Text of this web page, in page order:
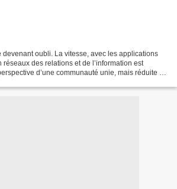
devenant oubli. La vitesse, avec les applications
des relations et de l’information est
d’une communauté unie, mais réduite à